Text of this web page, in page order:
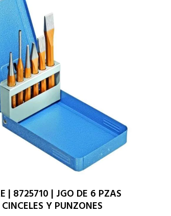
| 8725710 | JGO DE 6 PZAS
CINCELES Y PUNZONES